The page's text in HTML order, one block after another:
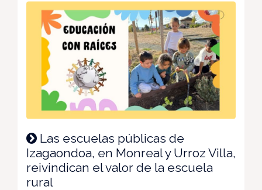
Las escuelas públicas de
Izagaondoa, en Monreal y Urroz Villa,
reivindican el valor de la escuela
rural